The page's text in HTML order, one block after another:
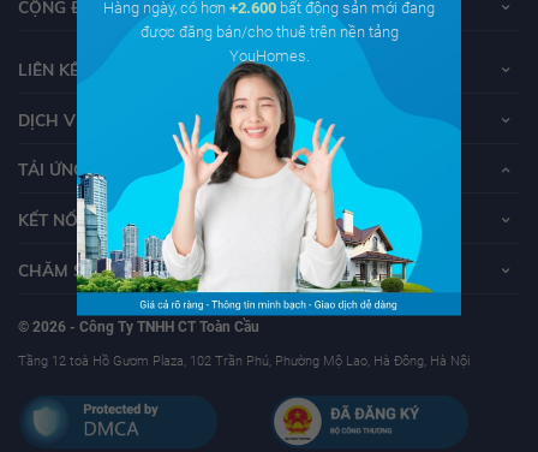
CỘNG ĐỒNG YOUHOMERS
LIÊN KẾT
DỊCH VỤ KHÁCH HÀNG
TẢI ỨNG DỤNG YOUHOMES
KẾT NỐI VỚI YOUHOMES
CHĂM SÓC KHÁCH HÀNG
© 2026 - Công Ty TNHH CT Toàn Cầu
Tầng 12 toà Hồ Gươm Plaza, 102 Trần Phú, Phường Mộ Lao, Hà Đông, Hà Nội
Hàng ngày, có hơn +2.600 bất động sản mới đang
được đăng bán/cho thuê trên nền tảng
YouHomes.